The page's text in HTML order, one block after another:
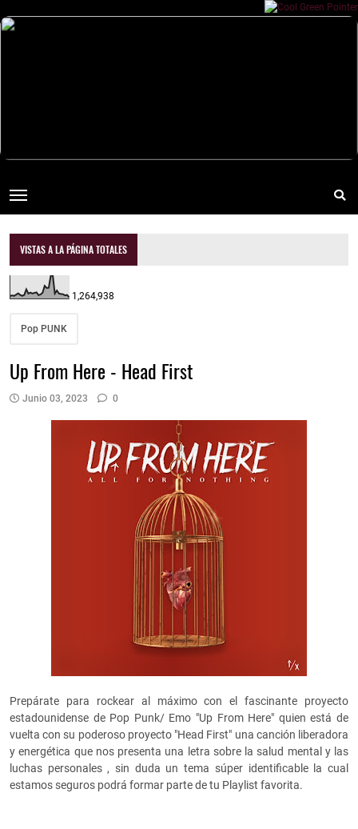
VISTAS A LA PÁGINA TOTALES
1,264,938
Pop PUNK
Up From Here - Head First
Junio 03, 2023 0
Prepárate para rockear al máximo con el fascinante proyecto
estadounidense de Pop Punk/ Emo "Up From Here" quien está de
vuelta con su poderoso proyecto "Head First" una canción liberadora
y energética que nos presenta una letra sobre la salud mental y las
luchas personales , sin duda un tema súper identificable la cual
estamos seguros podrá formar parte de tu Playlist favorita.